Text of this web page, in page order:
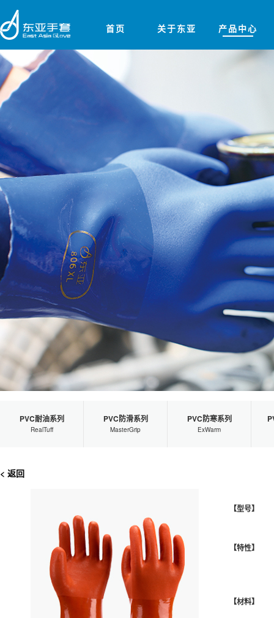
首页 关于东亚 产品中心
PVC耐油系列
RealTuff
PVC防滑系列
MasterGrip
PVC防寒系列
ExWarm
< 返回
【型号】
【特性】
【材料】